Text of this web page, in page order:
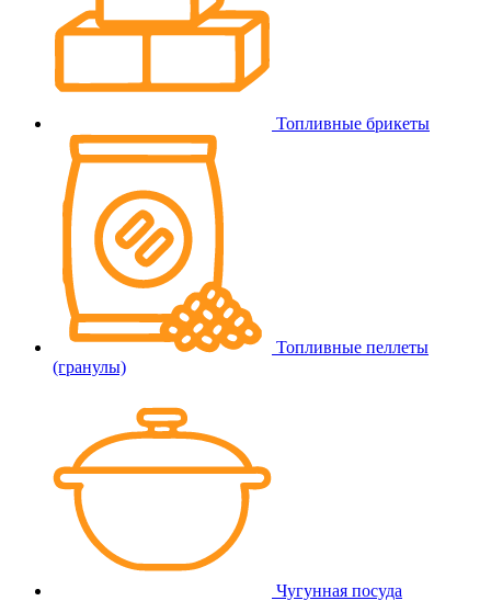
Топливные брикеты
Топливные пеллеты
(гранулы)
Чугунная посуда